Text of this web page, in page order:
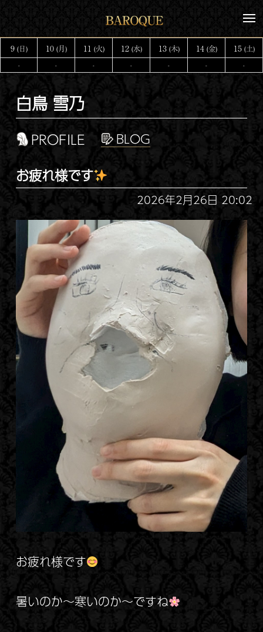
テ
ン
ツ
メ
ュ
ー
9 (日) 10 (月) 11 (火) 12 (水) 13 (木) 14 (金) 15 (土)
- - - - - - -
白鳥 雪乃
PROFILE
お疲れ様です
2026年2月26日 20:02
お疲れ様です
暑いのか～寒いのか～ですね